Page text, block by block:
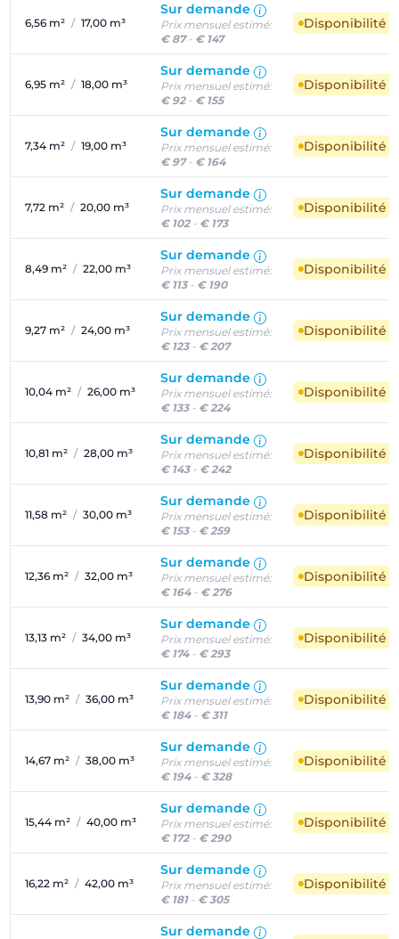
6,56 m² / 17,00 m³
Sur demande
Prix mensuel estimé:
€ 87- € 147
Disponibilité
6,95 m² / 18,00 m³
Sur demande
Prix mensuel estimé:
€ 92- € 155
Disponibilité
7,34 m² / 19,00 m³
Sur demande
Prix mensuel estimé:
€ 97- € 164
Disponibilité
7,72 m² / 20,00 m³
Sur demande
Prix mensuel estimé:
€ 102- € 173
Disponibilité
8,49 m² / 22,00 m³
Sur demande
Prix mensuel estimé:
€ 113- € 190
Disponibilité
9,27 m² / 24,00 m³
Sur demande
Prix mensuel estimé:
€ 123- € 207
Disponibilité
10,04 m² / 26,00 m³
Sur demande
Prix mensuel estimé:
€ 133- € 224
Disponibilité
10,81 m² / 28,00 m³
Sur demande
Prix mensuel estimé:
€ 143- € 242
Disponibilité
11,58 m² / 30,00 m³
Sur demande
Prix mensuel estimé:
€ 153- € 259
Disponibilité
12,36 m² / 32,00 m³
Sur demande
Prix mensuel estimé:
€ 164- € 276
Disponibilité
13,13 m² / 34,00 m³
Sur demande
Prix mensuel estimé:
€ 174- € 293
Disponibilité
13,90 m² / 36,00 m³
Sur demande
Prix mensuel estimé:
€ 184- € 311
Disponibilité
14,67 m² / 38,00 m³
Sur demande
Prix mensuel estimé:
€ 194- € 328
Disponibilité
15,44 m² / 40,00 m³
Sur demande
Prix mensuel estimé:
€ 172- € 290
Disponibilité
16,22 m² / 42,00 m³
Sur demande
Prix mensuel estimé:
€ 181- € 305
Disponibilité
Sur demande